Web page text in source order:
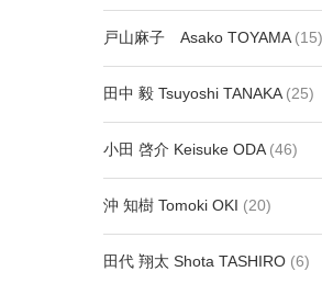
戸山麻子 Asako TOYAMA (15)
田中 毅 Tsuyoshi TANAKA (25)
小田 啓介 Keisuke ODA (46)
沖 知樹 Tomoki OKI (20)
田代 翔太 Shota TASHIRO (6)